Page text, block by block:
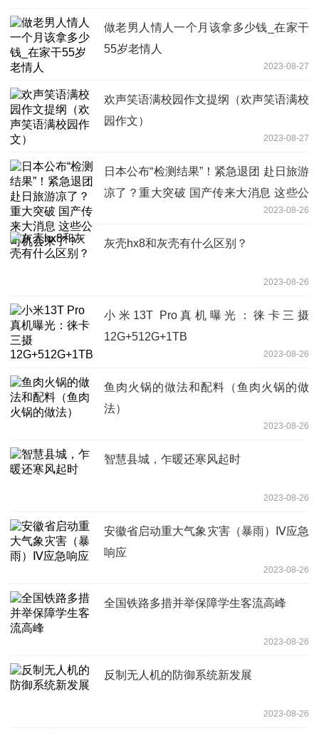
做老男人情人一个月该拿多少钱_在家干
55岁老情人
2023-08-27
欢声笑语满校园作文提纲（欢声笑语满校
园作文）
2023-08-27
日本公布“检测结果”！紧急退团 赴日旅游
凉了？重大突破 国产传来大消息 这些公
2023-08-26
灰壳hx8和灰壳有什么区别？
2023-08-26
小米13T Pro真机曝光：徕卡三摄
12G+512G+1TB
2023-08-26
鱼肉火锅的做法和配料（鱼肉火锅的做
法）
2023-08-26
智慧县城，乍暖还寒风起时
2023-08-26
安徽省启动重大气象灾害（暴雨）Ⅳ应急
响应
2023-08-26
全国铁路多措并举保障学生客流高峰
2023-08-26
反制无人机的防御系统新发展
2023-08-26